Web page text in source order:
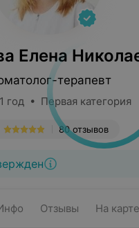
Елена
терапевт
год • Первая категория
80 отзывов
Отзывы На карте